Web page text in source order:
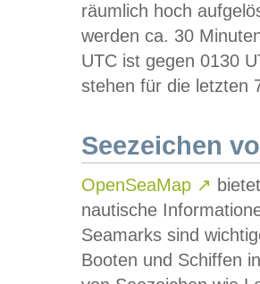
räumlich hoch
werden ca. 30
UTC ist gegen 0130
stehen für die letzten
Seezeichen
OpenSeaMap ↗
nautische
Seamarks sind
Booten und Schiffen